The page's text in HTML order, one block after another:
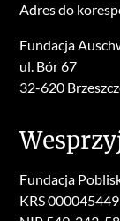
Adres do
Fundacja
ul. Bór 67
32-620
Fundacja
KRS